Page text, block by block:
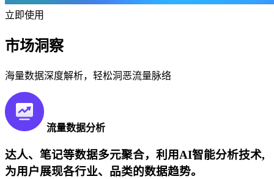
立即使用
市场洞察
海量数据深度解析，轻松洞恶流量脉络
流量数据分析
达人、笔记等数据多元聚合，利用AI智能分析技术,
为用户展现各行业、品类的数据趋势。